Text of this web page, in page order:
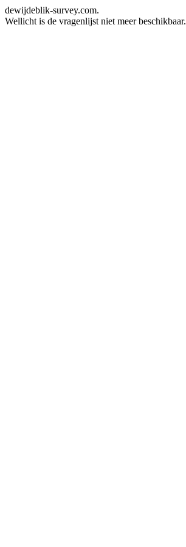
dewijdeblik-survey.com.
Wellicht is de vragenlijst niet meer beschikbaar.